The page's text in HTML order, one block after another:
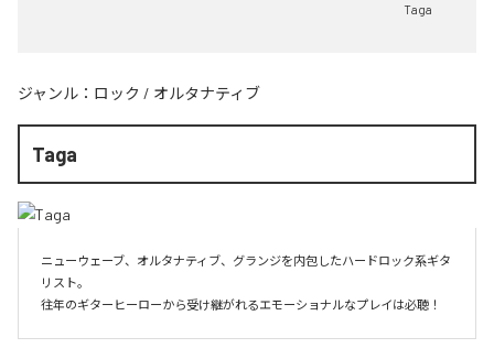
Taga
ジャンル： ロック / オルタナティブ
Taga
ニューウェーブ、オルタナティブ、グランジを内包したハードロック系ギタ
リスト。
往年のギターヒーローから受け継がれるエモーショナルなプレイは必聴！